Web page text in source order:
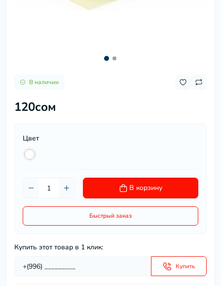
В наличии
120сом
Цвет
В корзину
Быстрый заказ
Купить этот товар в 1 клик:
Купить